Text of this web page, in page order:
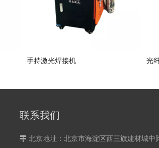
手持激光焊接机 光
联系我们
 北京地址：北京市海淀区西三旗建材城中